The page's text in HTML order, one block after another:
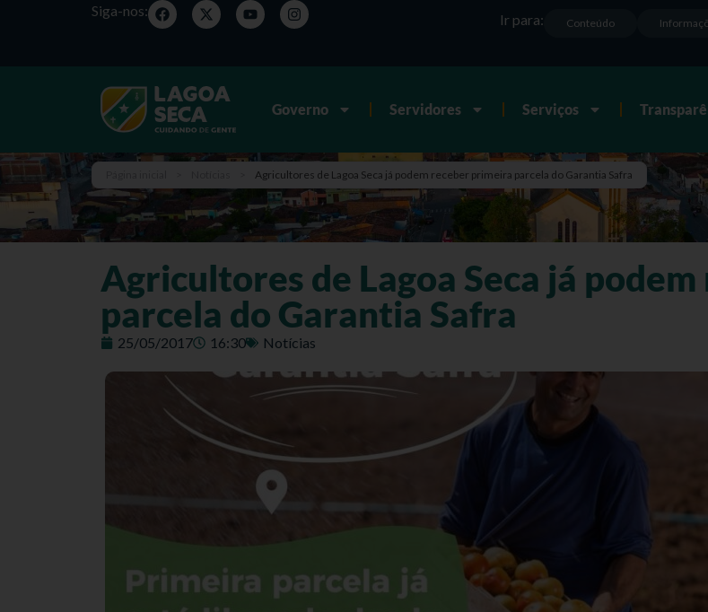
Siga-nos:
Conteúdo
Ir para:
Governo Servidores Serviços
Agricultores de Lagoa Seca já podem receber primeira parcela do Garantia Safra
Agricultores de Lagoa Seca já
parcela do Garantia Safra
25/05/2017 16:30 Notícias